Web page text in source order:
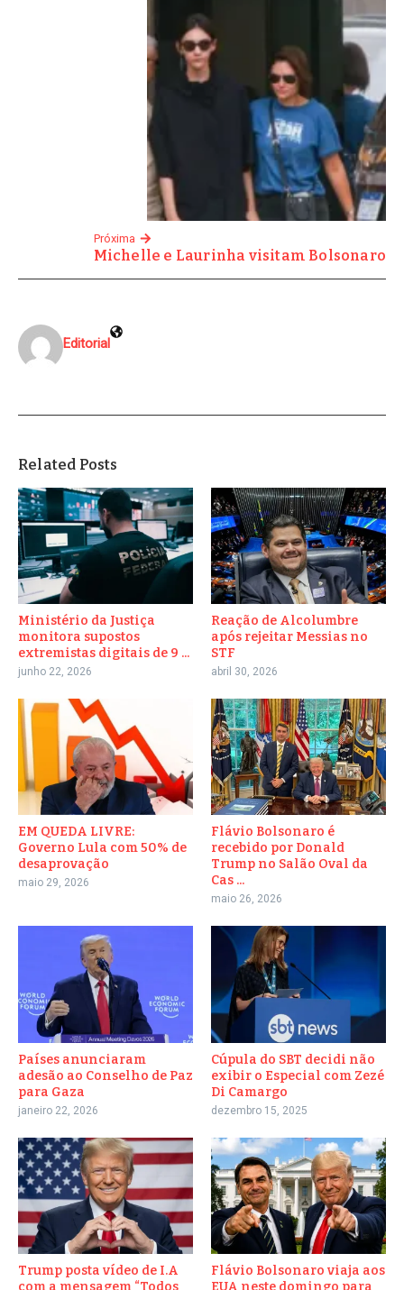
Próxima
Michelle e Laurinha visitam Bolsonaro
Editorial
Related Posts
Ministério da Justiça
monitora supostos
extremistas digitais de 9 ...
junho 22, 2026
Reação de Alcolumbre
após rejeitar Messias no
STF
abril 30, 2026
EM QUEDA LIVRE:
Governo Lula com 50% de
desaprovação
maio 29, 2026
Flávio Bolsonaro é
recebido por Donald
Trump no Salão Oval da
Cas ...
maio 26, 2026
Países anunciaram
adesão ao Conselho de Paz
para Gaza
janeiro 22, 2026
Cúpula do SBT decidi não
exibir o Especial com Zezé
Di Camargo
dezembro 15, 2025
Trump posta vídeo de I.A
com a mensagem “Todos
Flávio Bolsonaro viaja aos
EUA neste domingo para